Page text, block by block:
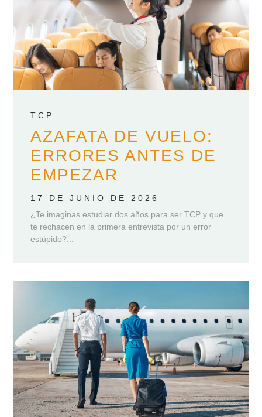
TCP
AZAFATA DE VUELO:
ERRORES ANTES DE
EMPEZAR
17 DE JUNIO DE 2026
¿Te imaginas estudiar dos años para ser TCP y que
te rechacen en la primera entrevista por un error
estúpido?...